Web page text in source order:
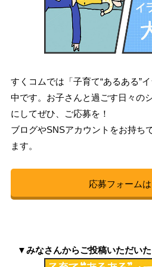
すくコムでは「子育て“あるある”
中です。お子さんと過ごす日々の
にしてぜひ、ご応募を！
ブログやSNSアカウントをお持ち
ます。
応募フォーム
▼みなさんからご投稿いただい